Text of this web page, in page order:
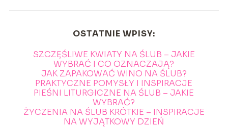
OSTATNIE WPISY:
SZCZĘŚLIWE KWIATY NA ŚLUB – JAKIE
WYBRAĆ I CO OZNACZAJĄ?
JAK ZAPAKOWAĆ WINO NA ŚLUB?
PRAKTYCZNE POMYSŁY I INSPIRACJE
PIEŚNI LITURGICZNE NA ŚLUB – JAKIE
WYBRAĆ?
ŻYCZENIA NA ŚLUB KRÓTKIE – INSPIRACJE
NA WYJĄTKOWY DZIEŃ